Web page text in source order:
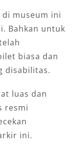
museum ini
Bahkan untuk
biasa dan
disabilitas.
luas dan
resmi
ini.